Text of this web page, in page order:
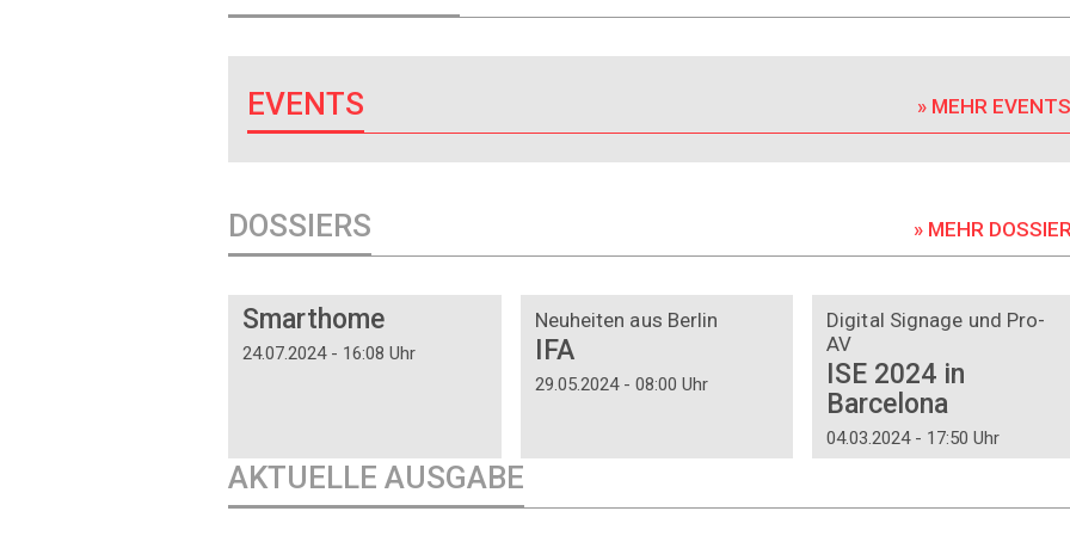
EVENTS » MEHR
DOSSIERS » MEHR
Smarthome
24.07.2024 - 16:08 Uhr
Neuheiten aus Berlin
IFA
29.05.2024 - 08:00 Uhr
Digital Signage und Pro-
AV
ISE 2024 in
Barcelona
04.03.2024 - 17:50 Uhr
AKTUELLE AUSGABE